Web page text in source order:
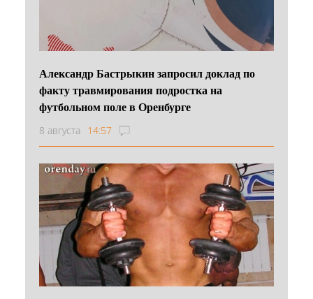
Александр Бастрыкин запросил доклад по
факту травмирования подростка на
футбольном поле в Оренбурге
8 августа 14:57